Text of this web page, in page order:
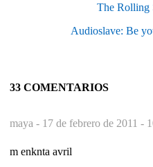
The Rolling
Audioslave: Be
33 COMENTARIOS
maya - 17 de febrero de 2011 -
m enknta avril